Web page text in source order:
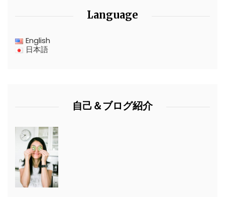
Language
English
日本語
自己＆ブログ紹介